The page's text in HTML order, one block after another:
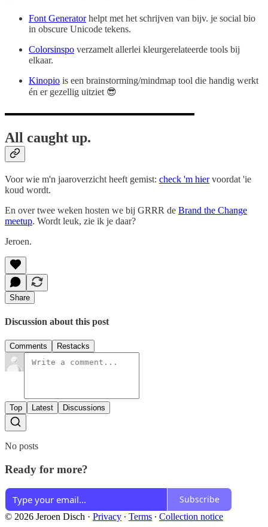
Font Generatorhelpt met het schrijven van bijv. je social bio
in obscure Unicode tekens.
Colorsinspo verzamelt allerlei kleurgerelateerde tools bij
elkaar.
Kinopio is een brainstorming/mindmap tool die handig werkt
én er gezellig uitziet 😎
All caught up.
Voor wie m'n jaaroverzicht heeft gemist: check 'm hiervoordat 'ie
koud wordt.
En over twee weken hosten we bij GRRR de Brand the Change
meetup. Wordt leuk, zie ik je daar?
Jeroen.
Share
Discussion about this post
Comments Restacks
Top Latest Discussions
No posts
Ready for more?
Subscribe
© 2026 Jeroen Disch · Privacy ∙ Terms ∙ Collection notice